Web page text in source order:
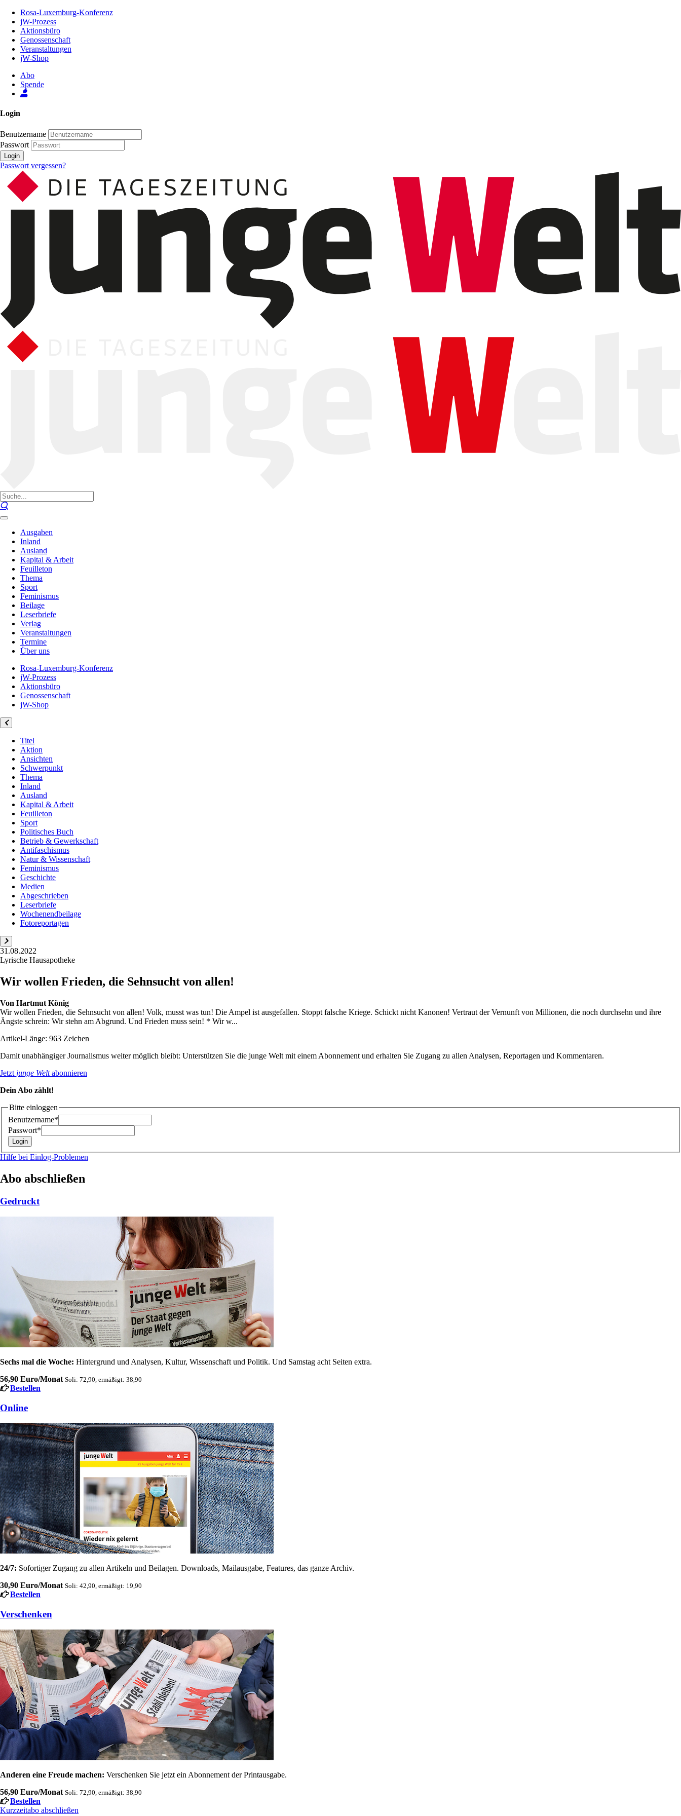
Inhalt
Seite
Rosa-Luxemburg-Konferenz
jW-Prozess
Aktionsbüro
Genossenschaft
Veranstaltungen
jW-Shop
Abo
Spende
Login
Benutzername
Passwort
Login
Passwort vergessen?
Ausgaben
Inland
Ausland
Kapital & Arbeit
Feuilleton
Thema
Sport
Feminismus
Beilage
Leserbriefe
Verlag
Veranstaltungen
Termine
Über uns
Rosa-Luxemburg-Konferenz
jW-Prozess
Aktionsbüro
Genossenschaft
jW-Shop
Titel
Aktion
Ansichten
Schwerpunkt
Thema
Inland
Ausland
Kapital & Arbeit
Feuilleton
Sport
Politisches Buch
Betrieb & Gewerkschaft
Antifaschismus
Natur & Wissenschaft
Feminismus
Geschichte
Medien
Abgeschrieben
Leserbriefe
Wochenendbeilage
Fotoreportagen
31.08.2022
Lyrische Hausapotheke
Wir wollen Frieden, die Sehnsucht von allen!
Von Hartmut König
Wir wollen Frieden, die Sehnsucht von allen! Volk, musst was tun! Die Ampel ist ausgefallen. Stoppt falsche Kriege. Schickt nicht Kanonen! Vertraut der Vernunft von Millionen, die noch durchsehn und ihre
Ängste schrein: Wir stehn am Abgrund. Und Frieden muss sein! * Wir w...
Artikel-Länge: 963 Zeichen
Damit unabhängiger Journalismus weiter möglich bleibt: Unterstützen Sie die junge Welt mit einem Abonnement und erhalten Sie Zugang zu allen Analysen, Reportagen und Kommentaren.
Jetzt junge Weltabonnieren
Dein Abo zählt!
Bitte einloggen
Benutzername*
Passwort*
Hilfe bei Einlog-Problemen
Abo abschließen
Gedruckt
Sechs mal die Woche: Hintergrund und Analysen, Kultur, Wissenschaft und Politik. Und Samstag acht Seiten extra.
56,90 Euro/Monat Soli: 72,90, ermäßigt: 38,90
Bestellen
Online
24/7: Sofortiger Zugang zu allen Artikeln und Beilagen. Downloads, Mailausgabe, Features, das ganze Archiv.
30,90 Euro/Monat Soli: 42,90, ermäßigt: 19,90
Bestellen
Verschenken
Anderen eine Freude machen: Verschenken Sie jetzt ein Abonnement der Printausgabe.
56,90 Euro/Monat Soli: 72,90, ermäßigt: 38,90
Bestellen
Kurzzeitabo abschließen